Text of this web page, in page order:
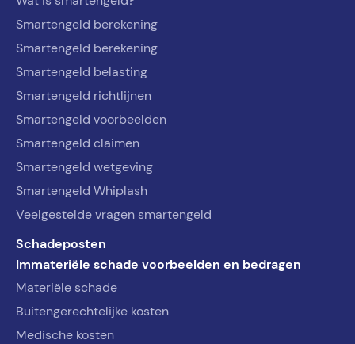
Smartengeld berekening
Smartengeld berekening
Smartengeld belasting
Smartengeld richtlijnen
Smartengeld voorbeelden
Smartengeld claimen
Smartengeld wetgeving
Smartengeld Whiplash
Veelgestelde vragen smartengeld
Schadeposten
Immateriële schade voorbeelden en bedragen
Materiële schade
Buitengerechtelijke kosten
Medische kosten